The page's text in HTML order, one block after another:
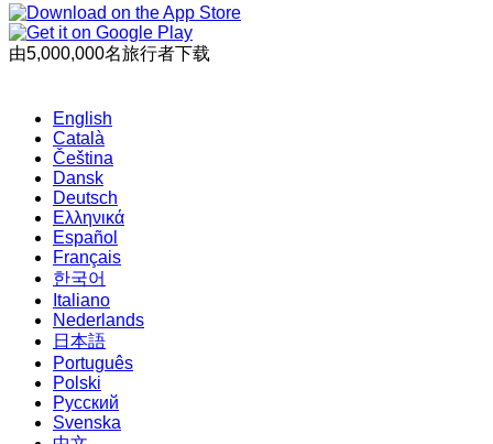
由5,000,000名旅行者下载
English
Català
Čeština
Dansk
Deutsch
Ελληνικά
Español
Français
한국어
Italiano
Nederlands
日本語
Português
Polski
Русский
Svenska